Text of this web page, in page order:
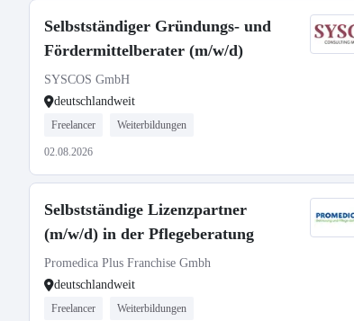
Selbstständiger Gründungs- und
Fördermittelberater (m/w/d)
SYSCOS GmbH
deutschlandweit
Freelancer Weiterbildungen
02.08.2026
Selbstständige Lizenzpartner
(m/w/d) in der Pflegeberatung
Promedica Plus Franchise Gmbh
deutschlandweit
Freelancer Weiterbildungen